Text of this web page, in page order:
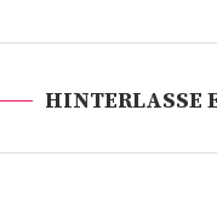
HINTERLASSE